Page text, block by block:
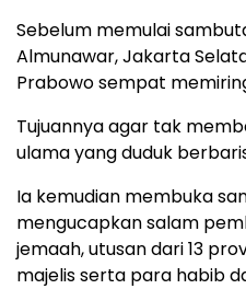
Sebelum memulai
Almunawar, Jakarta
Prabowo sempat
Tujuannya agar tak
ulama yang duduk
Ia kemudian membuka
mengucapkan salam
jemaah, utusan dari 13
majelis serta para habib